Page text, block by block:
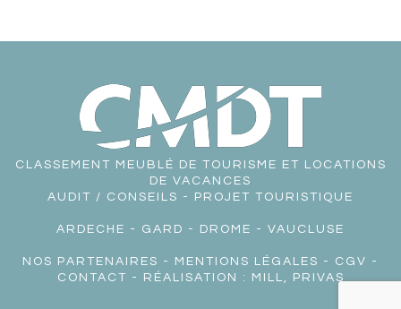
CLASSEMENT MEUBLÉ DE TOURISME ET LOCATIONS
DE VACANCES
AUDIT / CONSEILS - PROJET TOURISTIQUE
ARDECHE - GARD - DROME - VAUCLUSE
NOS PARTENAIRES - MENTIONS LÉGALES - CGV -
CONTACT - RÉALISATION : MILL, PRIVAS